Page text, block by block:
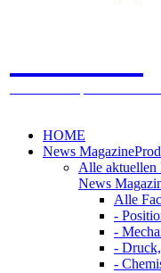
HOME
News Magazine
Alle aktuellen
News
Alle
-
-
-
-